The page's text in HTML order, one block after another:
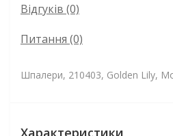
Відгуків (0)
Питання (0)
Шпалери, 210403, Golden Lily,